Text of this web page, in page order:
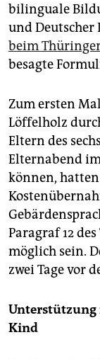
bilinguale
und Deutscher
beim
besagte
Zum ersten
Löffelholz
Eltern des
Elternabend
können,
Paragraf 12
möglich sein.
zwei Tage vor
Unterstützung
Kind